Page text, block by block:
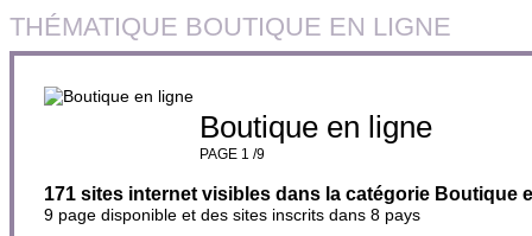
THÉMATIQUE BOUTIQUE EN LIGNE
Boutique en ligne
PAGE 1 /9
171 sites internet visibles dans la catégorie Boutique
9 page disponible et des sites inscrits dans 8 pays